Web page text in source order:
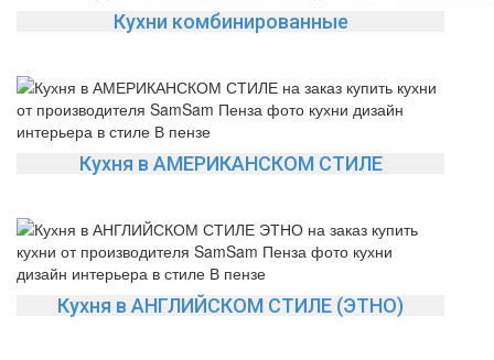
Кухни комбинированные
Кухня в АМЕРИКАНСКОМ СТИЛЕ
Кухня в АНГЛИЙСКОМ СТИЛЕ (ЭТНО)